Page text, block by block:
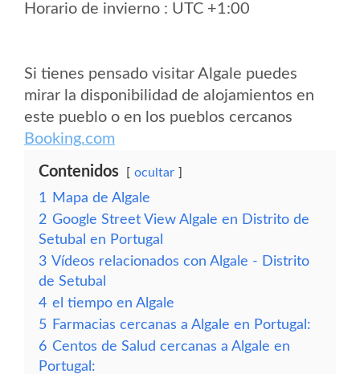
Horario de invierno : UTC +1:00
Si tienes pensado visitar Algale puedes
mirar la disponibilidad de alojamientos en
este pueblo o en los pueblos cercanos
Booking.com
Contenidos ocultar
1
Mapa de Algale
2 Google Street View Algale en Distrito de
Setubal en Portugal
3 Vídeos relacionados con Algale - Distrito
de Setubal
4 el tiempo en Algale
5 Farmacias cercanas a Algale en Portugal:
6 Centos de Salud cercanas a Algale en
Portugal: